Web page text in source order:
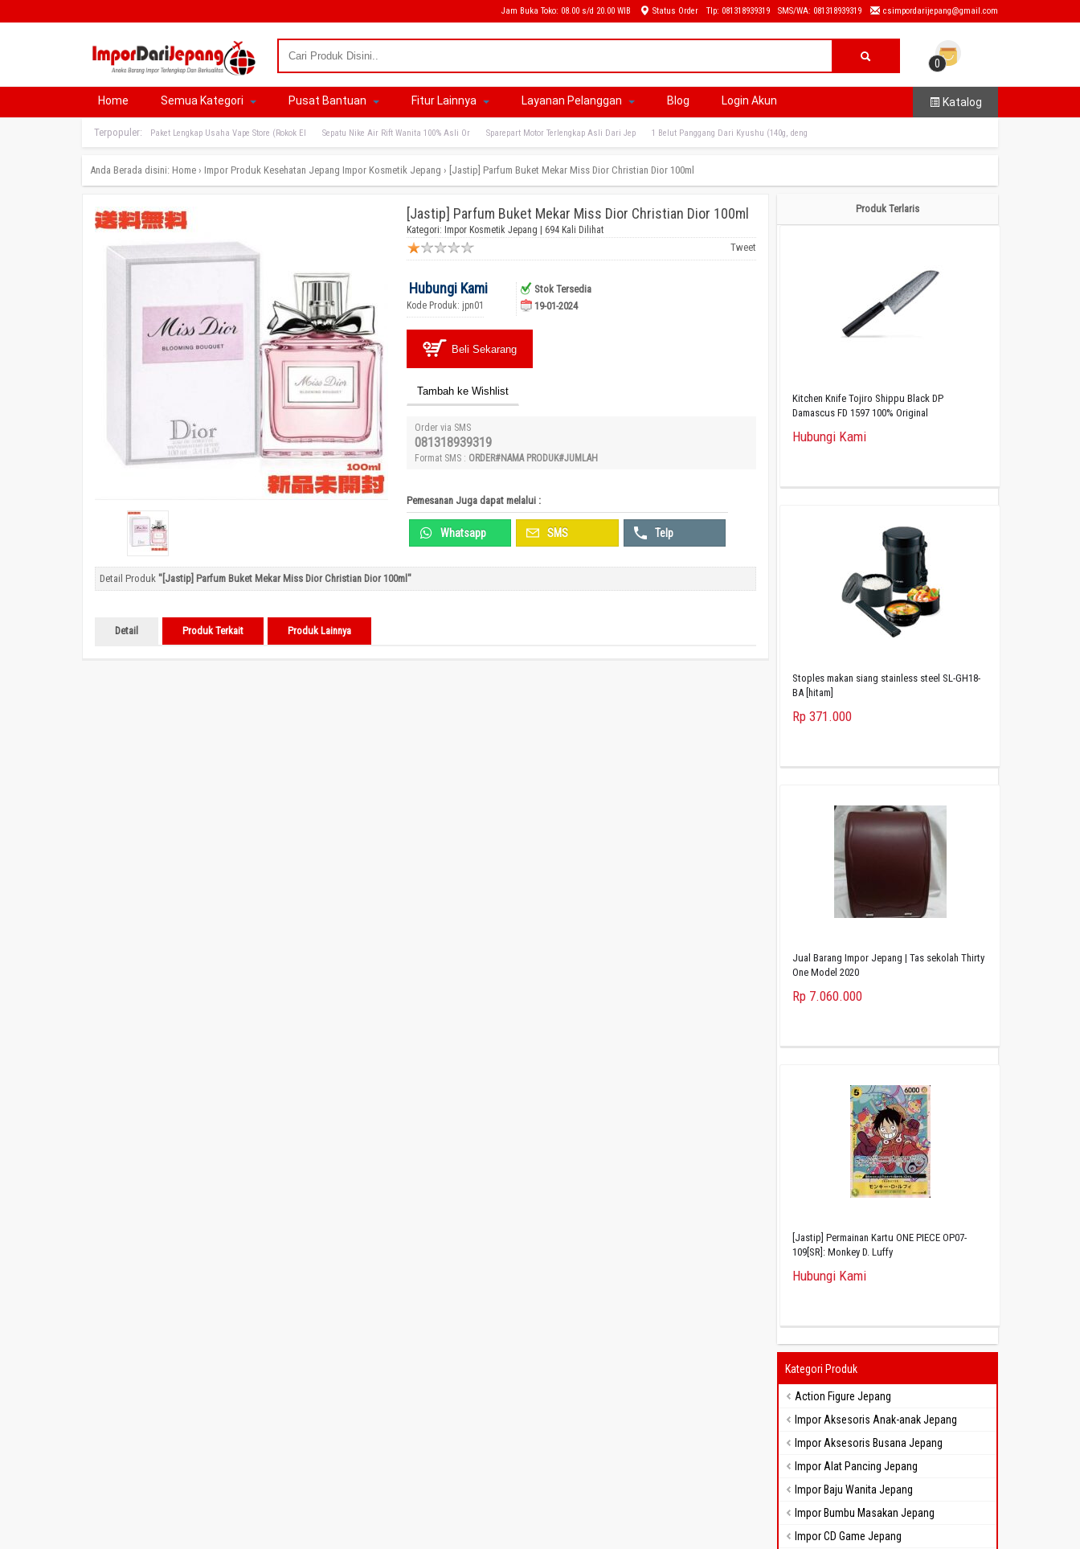
Jam Buka Toko: 08.00 s/d 20.00 WIB Status Order Tlp: 081318939319 SMS/WA: 081318939319 csimpordarijepang@gmail.com
0
Home Semua Kategori Pusat Bantuan Fitur Lainnya Layanan Pelanggan Blog Login Akun Katalog
Terpopuler: Paket Lengkap Usaha Vape Store (Rokok El Sepatu Nike Air Rift Wanita 100% Asli Or Sparepart Motor Terlengkap Asli Dari Jep 1 Belut Panggang Dari Kyushu (140g, deng
Anda Berada disini: Home › Impor Produk Kesehatan Jepang Impor Kosmetik Jepang › [Jastip] Parfum Buket Mekar Miss Dior Christian Dior 100ml
[Jastip] Parfum Buket Mekar Miss Dior Christian Dior 100ml
Kategori: Impor Kosmetik Jepang | 694 Kali Dilihat
Tweet
Hubungi Kami
Kode Produk: jpn01
Stok Tersedia
19-01-2024
Beli Sekarang
Tambah ke Wishlist
Order via SMS
081318939319
Format SMS : ORDER#NAMA PRODUK#JUMLAH
Pemesanan Juga dapat melalui :
Whatsapp SMS Telp
Detail Produk "[Jastip] Parfum Buket Mekar Miss Dior Christian Dior 100ml"
Detail Produk Terkait Produk Lainnya
Produk Terlaris
Kitchen Knife Tojiro Shippu Black DP
Damascus FD 1597 100% Original
Hubungi Kami
Stoples makan siang stainless steel SL-GH18-
BA [hitam]
Rp 371.000
Jual Barang Impor Jepang | Tas sekolah Thirty
One Model 2020
Rp 7.060.000
[Jastip] Permainan Kartu ONE PIECE OP07-
109[SR]: Monkey D. Luffy
Hubungi Kami
Kategori Produk
Action Figure Jepang
Impor Aksesoris Anak-anak Jepang
Impor Aksesoris Busana Jepang
Impor Alat Pancing Jepang
Impor Baju Wanita Jepang
Impor Bumbu Masakan Jepang
Impor CD Game Jepang